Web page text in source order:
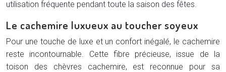
utilisation fréquente pendant toute la saison des fêtes.
Le cachemire luxueux au toucher soyeux
Pour une touche de luxe et un confort inégalé, le cachemire
reste incontournable. Cette fibre précieuse, issue de la
toison des chèvres cachemire, est reconnue pour sa